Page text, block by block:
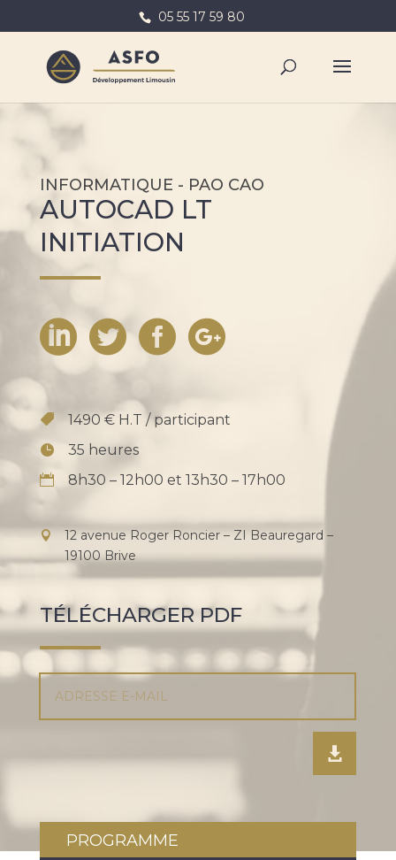
05 55 17 59 80
INFORMATIQUE - PAO CAO
AUTOCAD LT
INITIATION
   
1490 € H.T / participant
35 heures
8h30 – 12h00 et 13h30 – 17h00
12 avenue Roger Roncier – ZI Beauregard –
19100 Brive
TÉLÉCHARGER PDF
PROGRAMME